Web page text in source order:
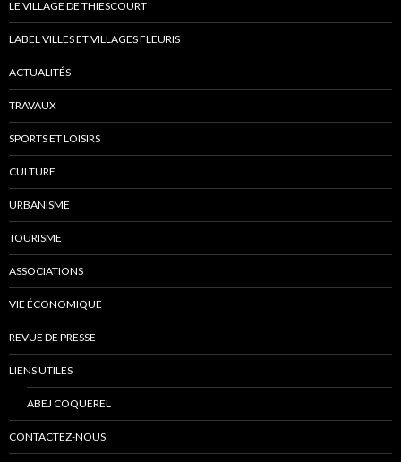
LE VILLAGE DE THIESCOURT
LABEL VILLES ET VILLAGES FLEURIS
ACTUALITÉS
TRAVAUX
SPORTS ET LOISIRS
CULTURE
URBANISME
TOURISME
ASSOCIATIONS
VIE ÉCONOMIQUE
REVUE DE PRESSE
LIENS UTILES
ABEJ COQUEREL
CONTACTEZ-NOUS